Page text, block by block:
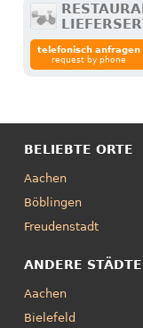
telefonisch anfragen
request by phone
BELIEBTE ORTE
Aachen
Böblingen
Freudenstadt
ANDERE
Aachen
Bielefeld